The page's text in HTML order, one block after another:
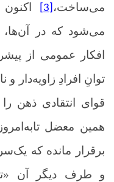
می‌ساخت،
می‌شود که در
افکار عمومی از
توانِ افرادِ
قوای انتقادی ذهن
همین معضل
برقرار مانده که
و طرف دیگر آن